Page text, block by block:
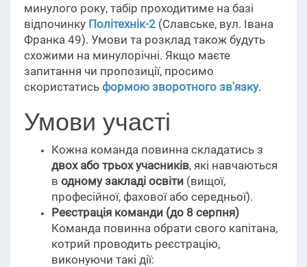
минулого року, табір проходитиме на базі
відпочинку Політехнік-2 (Славське, вул. Івана
Франка 49). Умови та розклад також будуть
схожими на минулорічні. Якщо маєте
запитання чи пропозиції, просимо
скористатись формою зворотного зв'язку.
Умови участі
Кожна команда повинна складатись з
двох або трьох учасників, які навчаються
в одному закладі освіти (вищої,
професійної, фахової або середньої).
Реєстрація команди (до 8 серпня)
Команда повинна обрати свого капітана,
котрий проводить реєстрацію,
виконуючи такі дії: